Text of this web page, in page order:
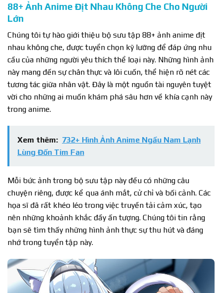
88+ Ảnh Anime Địt Nhau Không Che Cho Người
Lớn
Chúng tôi tự hào giới thiệu bộ sưu tập 88+ ảnh anime địt
nhau không che, được tuyển chọn kỹ lưỡng để đáp ứng nhu
cầu của những người yêu thích thể loại này. Những hình ảnh
này mang đến sự chân thực và lôi cuốn, thể hiện rõ nét các
tương tác giữa nhân vật. Đây là một nguồn tài nguyên tuyệt
vời cho những ai muốn khám phá sâu hơn về khía cạnh này
trong anime.
Xem thêm: 732+ Hình Ảnh Anime Ngầu Nam Lạnh
Lùng Đốn Tim Fan
Mỗi bức ảnh trong bộ sưu tập này đều có những câu
chuyện riêng, được kể qua ánh mắt, cử chỉ và bối cảnh. Các
họa sĩ đã rất khéo léo trong việc truyền tải cảm xúc, tạo
nên những khoảnh khắc đầy ấn tượng. Chúng tôi tin rằng
bạn sẽ tìm thấy những hình ảnh thực sự thu hút và đáng
nhớ trong tuyển tập này.